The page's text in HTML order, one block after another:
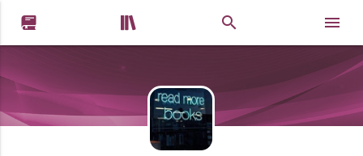
 